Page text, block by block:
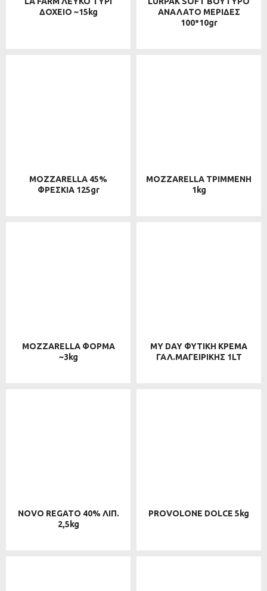
ΔΟΧΕΙΟ ~15kg
ΑΝΑΛΑΤΟ ΜΕΡΙΔΕΣ
100*10gr
MOZZARELLA 45%
ΦΡΕΣΚΙΑ 125gr
MOZZARELLA ΤΡΙΜΜΕΝΗ
1kg
MOZZARELLA ΦΟΡΜΑ
~3kg
MY DAY ΦΥΤΙΚΗ ΚΡΕΜΑ
ΓΑΛ.ΜΑΓΕΙΡΙΚΗΣ 1LT
NOVO REGATO 40% ΛΙΠ.
2,5kg
PROVOLONE DOLCE 5kg